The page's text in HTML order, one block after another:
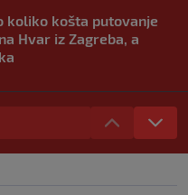
koliko košta putovanje
Hvar iz Zagreba, a
more, a zaboravila
Kakva su prava
mjesta prebivališta?